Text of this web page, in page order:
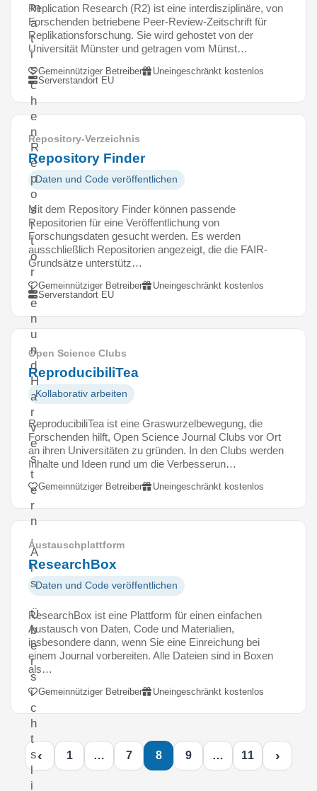
m
a
t
i
s
c
h
e
n
R
e
p
o
s
i
t
o
r
i
e
n
u
n
d
H
a
r
v
e
s
t
e
r
n
.
A
l
s
Ü
b
e
r
s
i
c
h
t
s
l
i
Replication Research (R2) ist eine interdisziplinäre, von
Forschenden betriebene Peer-Review-Zeitschrift für
Replikationsforschung. Sie wird gehostet von der
Universität Münster und getragen vom Münst…
Gemeinnütziger Betreiber
Uneingeschränkt kostenlos
Serverstandort EU
Repository-Verzeichnis
Repository Finder
Daten und Code veröffentlichen
Mit dem Repository Finder können passende
Repositorien für eine Veröffentlichung von
Forschungsdaten gesucht werden. Es werden
ausschließlich Repositorien angezeigt, die die FAIR-
Grundsätze unterstütz…
Gemeinnütziger Betreiber
Uneingeschränkt kostenlos
Serverstandort EU
Open Science Clubs
ReproducibiliTea
Kollaborativ arbeiten
ReproducibiliTea ist eine Graswurzelbewegung, die
Forschenden hilft, Open Science Journal Clubs vor Ort
an ihren Universitäten zu gründen. In den Clubs werden
Inhalte und Ideen rund um die Verbesserun…
Gemeinnütziger Betreiber Uneingeschränkt kostenlos
Austauschplattform
ResearchBox
Daten und Code veröffentlichen
ResearchBox ist eine Plattform für einen einfachen
Austausch von Daten, Code und Materialien,
insbesondere dann, wenn Sie eine Einreichung bei
einem Journal vorbereiten. Alle Dateien sind in Boxen
als…
Gemeinnütziger Betreiber Uneingeschränkt kostenlos
‹ 1 … 7 8 9 … 11 ›